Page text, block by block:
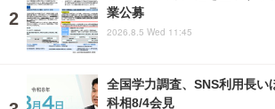
業公募
2026.8.5 Wed 11:45
全国学力調査、SNS利用長
科相8/4会見